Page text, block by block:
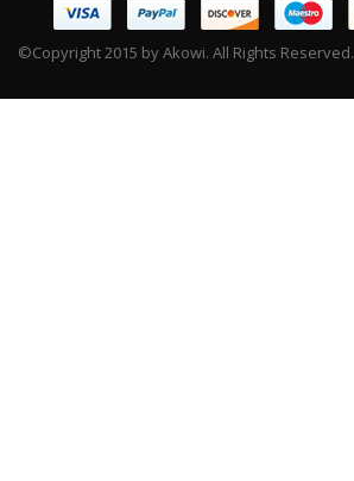
©Copyright 2015 by Akowi. All Rights Reserved.